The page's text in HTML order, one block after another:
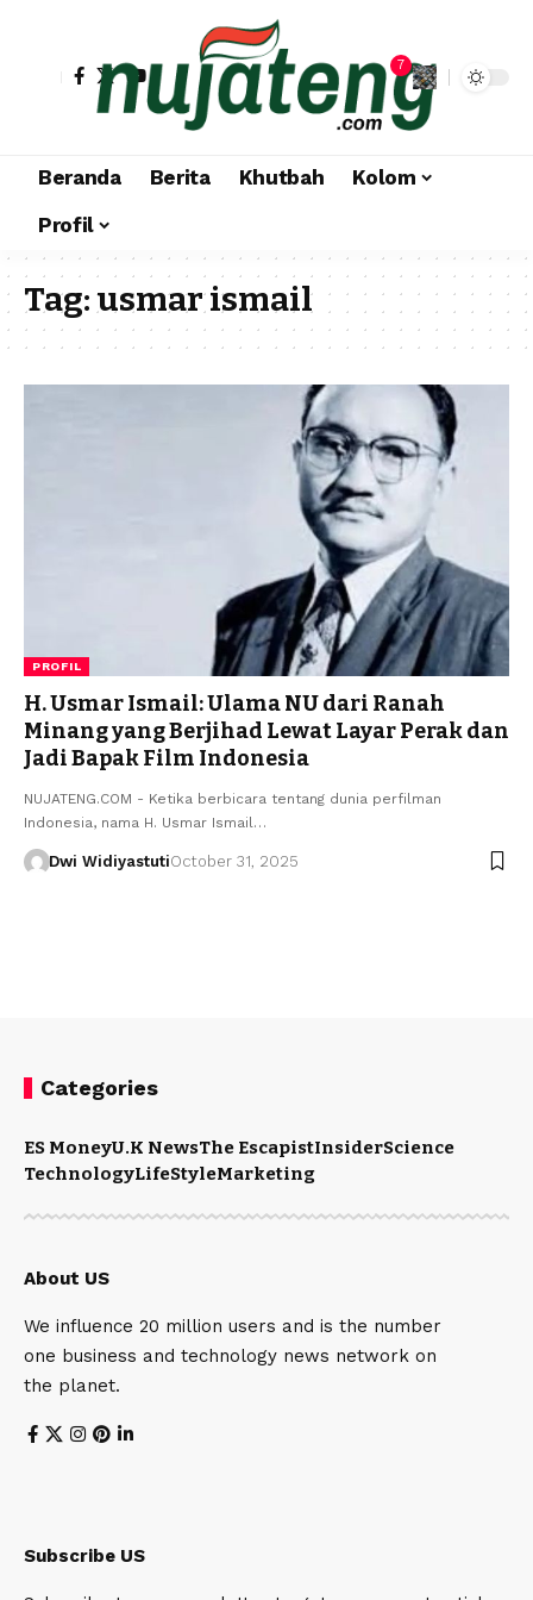
7
Beranda Berita Khutbah
Kolom
Profil
Tag:usmar ismail
PROFIL
H. Usmar Ismail: Ulama NU dari Ranah
Minang yang Berjihad Lewat Layar Perak dan
Jadi Bapak Film Indonesia
NUJATENG.COM - Ketika berbicara tentang dunia perfilman
Indonesia, nama H. Usmar Ismail…
Dwi WidiyastutiOctober 31, 2025
Categories
ES MoneyU.K NewsThe EscapistInsiderScience
TechnologyLifeStyleMarketing
About US
We influence 20 million users and is the number
one business and technology news network on
the planet.
Subscribe US